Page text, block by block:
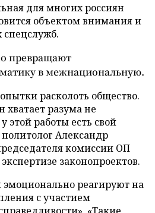
для многих россиян
объектом внимания и
спецслужб.
превращают
в межнациональную.
расколоть общество.
хватает разума не
этой работы есть свой
политолог Александр
комиссии ОП
законопроектов.
эмоционально реагируют на
с участием